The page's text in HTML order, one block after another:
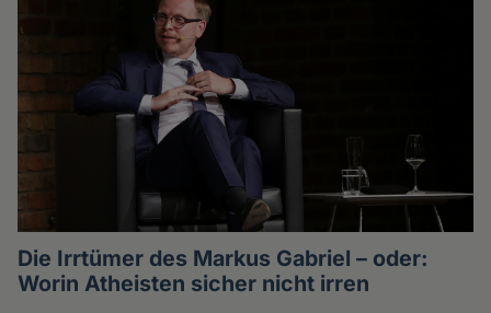
Die Irrtümer des Markus Gabriel – oder:
Worin Atheisten sicher nicht irren